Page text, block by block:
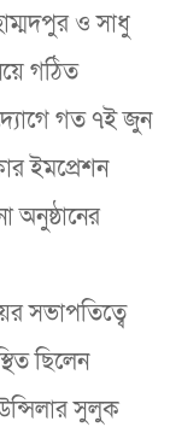
ও সাধু
গঠিত
গত ৭ই জুন
ইমপ্রেশন
অনুষ্ঠানের
সভাপতিত্বে
ছিলেন
সুলুক